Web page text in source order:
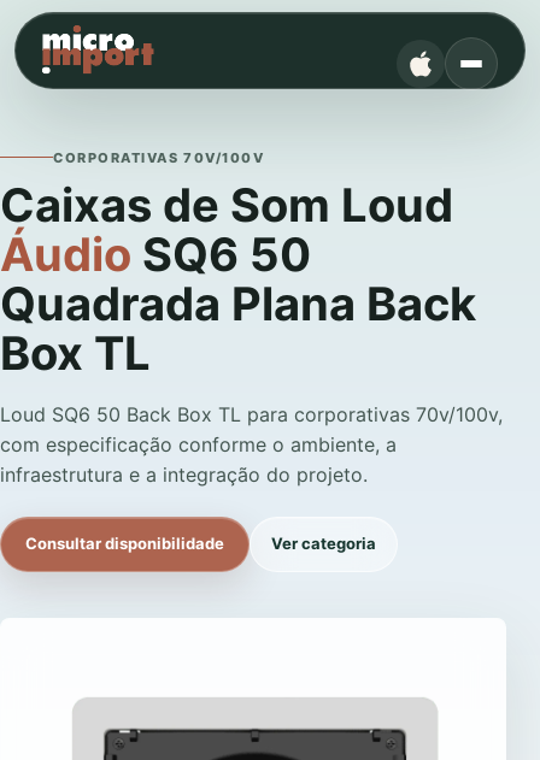
CORPORATIVAS 70V/100V
Caixas de Som Loud
Áudio SQ6 50
Quadrada Plana Back
Box TL
Loud SQ6 50 Back Box TL para corporativas 70v/100v,
com especificação conforme o ambiente, a
infraestrutura e a integração do projeto.
Consultar disponibilidade Ver categoria